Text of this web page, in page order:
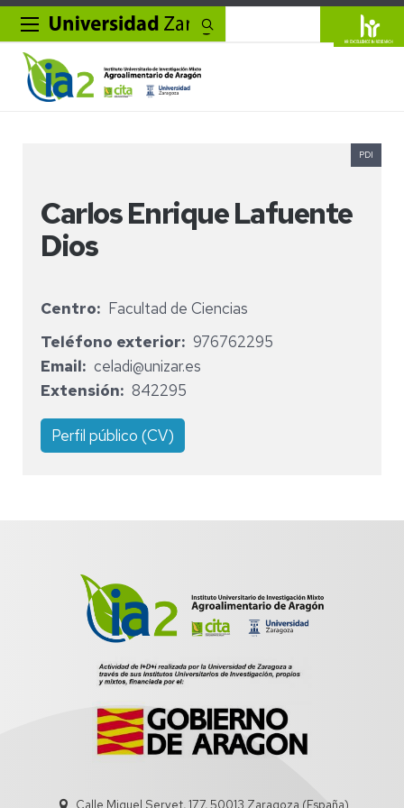
Carlos Enrique Lafuente
Dios
PDI
Centro
Facultad de Ciencias
Teléfono exterior
976762295
Email
celadi@unizar.es
Extensión
842295
Perfil público (CV)
Calle Miguel Servet, 177, 50013 Zaragoza (España)